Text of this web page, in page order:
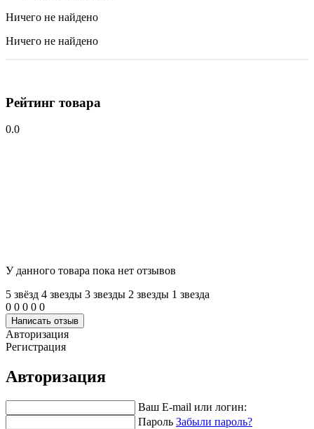
Ничего не найдено
Ничего не найдено
Рейтинг товара
0.0
У данного товара пока нет отзывов
5 звёзд 4 звeзды 3 звeзды 2 звeзды 1 звeзда
0 0 0 0 0
Написать отзыв
Авторизация
Регистрация
Авторизация
Ваш E-mail или логин:
Пароль Забыли пароль?